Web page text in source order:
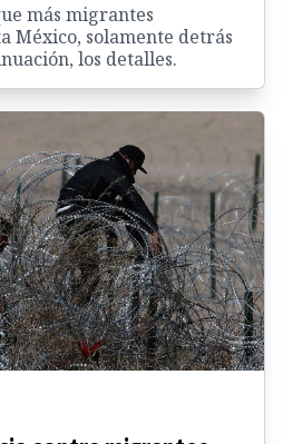
más migrantes
México, solamente detrás
los detalles.